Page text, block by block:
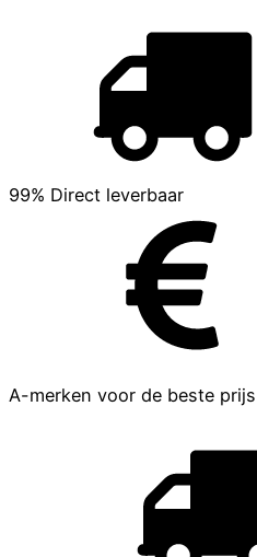
99% Direct leverbaar
A-merken voor de beste prijs